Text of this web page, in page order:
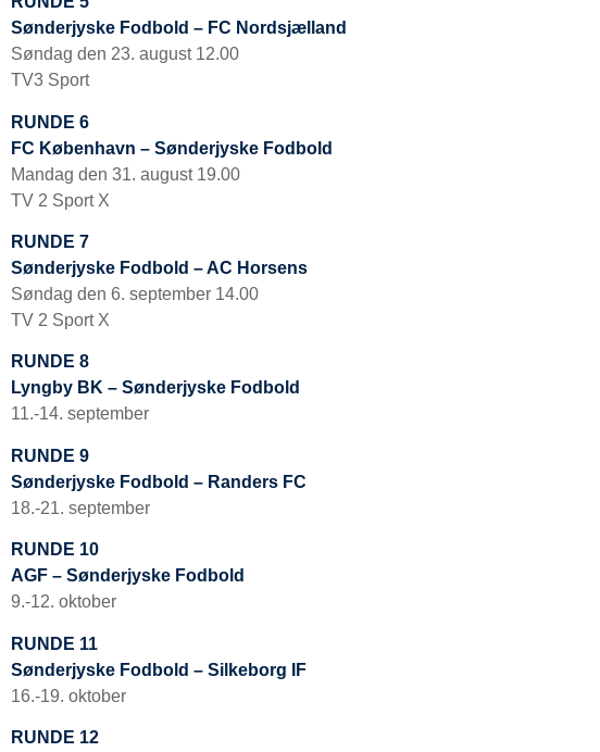
Sønderjyske Fodbold – FC Nordsjælland
Søndag den 23. august 12.00
TV3 Sport
RUNDE 6
FC København – Sønderjyske Fodbold
Mandag den 31. august 19.00
TV 2 Sport X
RUNDE 7
Sønderjyske Fodbold – AC Horsens
Søndag den 6. september 14.00
TV 2 Sport X
RUNDE 8
Lyngby BK – Sønderjyske Fodbold
11.-14. september
RUNDE 9
Sønderjyske Fodbold – Randers FC
18.-21. september
RUNDE 10
AGF – Sønderjyske Fodbold
9.-12. oktober
RUNDE 11
Sønderjyske Fodbold – Silkeborg IF
16.-19. oktober
RUNDE 12